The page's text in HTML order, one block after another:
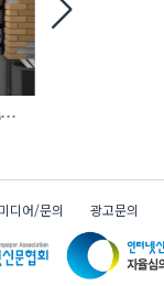
제품등록
디어/문의 광고문의